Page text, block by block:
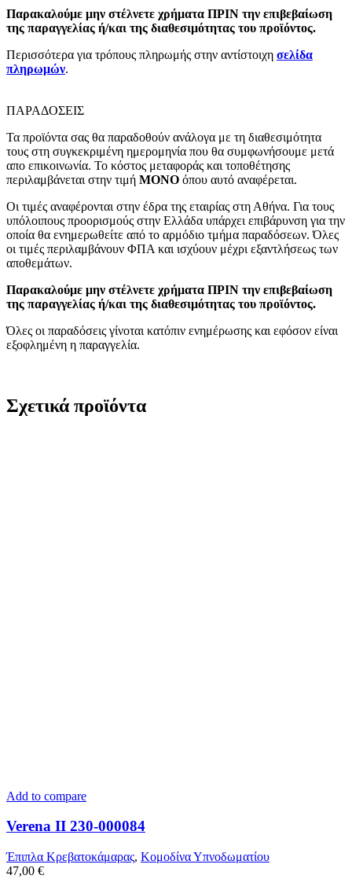
Παρακαλούμε μην στέλνετε χρήματα ΠΡΙΝ την επιβεβαίωση
της παραγγελίας ή/και της διαθεσιμότητας του προϊόντος.
Περισσότερα για τρόπους πληρωμής στην αντίστοιχη σελίδα
πληρωμών.
ΠΑΡΑΔΟΣΕΙΣ
Τα προϊόντα σας θα παραδοθούν ανάλογα με τη διαθεσιμότητα
τους στη συγκεκριμένη ημερομηνία που θα συμφωνήσουμε μετά
απο επικοινωνία. Το κόστος μεταφοράς και τοποθέτησης
περιλαμβάνεται στην τιμή MONO όπου αυτό αναφέρεται.
Οι τιμές αναφέρονται στην έδρα της εταιρίας στη Αθήνα. Για τους
υπόλοιπους προορισμούς στην Ελλάδα υπάρχει επιβάρυνση για την
οποία θα ενημερωθείτε από το αρμόδιο τμήμα παραδόσεων. Όλες
οι τιμές περιλαμβάνουν ΦΠΑ και ισχύουν μέχρι εξαντλήσεως των
αποθεμάτων.
Παρακαλούμε μην στέλνετε χρήματα ΠΡΙΝ την επιβεβαίωση
της παραγγελίας ή/και της διαθεσιμότητας του προϊόντος.
Όλες οι παραδόσεις γίνοται κατόπιν ενημέρωσης και εφόσον είναι
εξοφλημένη η παραγγελία.
Σχετικά προϊόντα
Add to compare
Verena II 230-000084
Έπιπλα Κρεβατοκάμαρας, Κομοδίνα Υπνοδωματίου
47,00 €